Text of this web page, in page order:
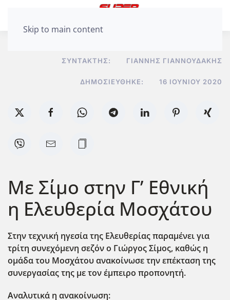
Skip to main content
ΣΥΝΤΆΚΤΗΣ: ΓΙΆΝΝΗΣ ΓΙΑΝΝΟΥΔΆΚΗΣ
ΔΗΜΟΣΙΕΎΘΗΚΕ: 16 ΙΟΥΝΊΟΥ 2020
Με Σίμο στην Γ’ Εθνική
η Ελευθερία Μοσχάτου
Στην τεχνική ηγεσία της Ελευθερίας παραμένει για
τρίτη συνεχόμενη σεζόν ο Γιώργος Σίμος, καθώς η
ομάδα του Μοσχάτου ανακοίνωσε την επέκταση της
συνεργασίας της με τον έμπειρο προπονητή.
Αναλυτικά η ανακοίνωση: